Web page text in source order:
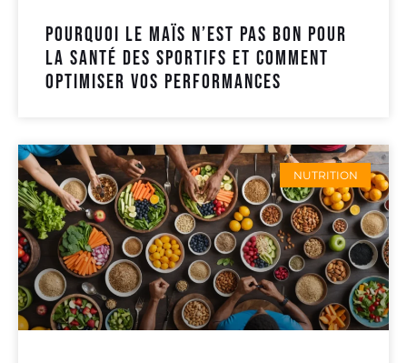
Pourquoi le maïs n’est pas bon pour
la santé des sportifs et comment
optimiser vos performances
NUTRITION